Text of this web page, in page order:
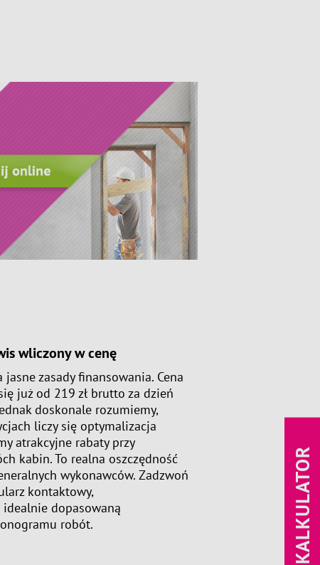
wliczony w cenę
zasady finansowania. Cena
już od 219 zł brutto za dzień
doskonale rozumiemy,
liczy się optymalizacja
atrakcyjne rabaty przy
kabin. To realna oszczędność
wykonawców. Zadzwoń
kontaktowy,
dopasowaną
robót.
KALKULATOR